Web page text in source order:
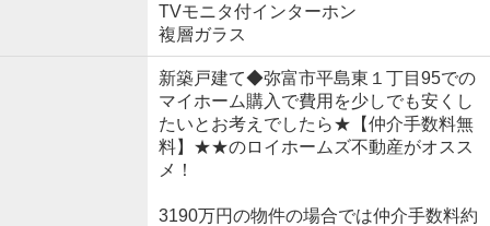
TVモニタ付インターホン
複層ガラス
新築戸建て◆弥富市平島東１丁目95での
マイホーム購入で費用を少しでも安くし
たいとお考えでしたら★【仲介手数料無
料】★★のロイホームズ不動産がオスス
メ！
3190万円の物件の場合では仲介手数料約